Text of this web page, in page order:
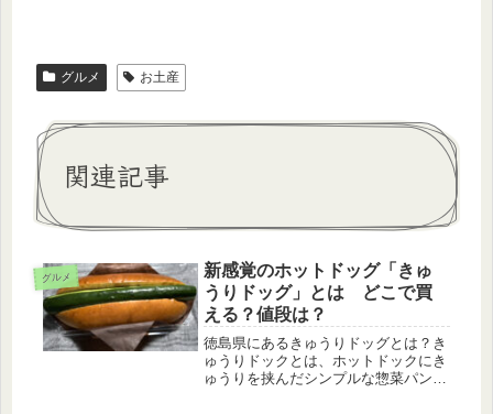
グルメ お土産
関連記事
グルメ
新感覚のホットドッグ「きゅ
うりドッグ」とは どこで買
える？値段は？
徳島県にあるきゅうりドッグとは？き
ゅうりドックとは、ホットドックにき
ゅうりを挟んだシンプルな惣菜パンで